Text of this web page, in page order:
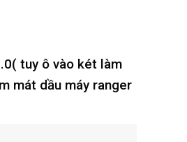
tuy ô vào két làm
mát dầu máy ranger